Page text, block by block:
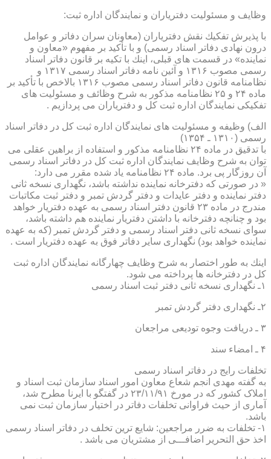
وظایف و مسئولیت دفتریاران و نمایندگان اداره ثبت:
با پذیرش تفكیك نقش دفتریاران (معاونان سران دفاتر و عوامل
درون نهادی دفاتر اسناد رسمی) و با تأكید بر مفهوم «معاون و
نماینده» در قسمت های قبلی، اینك با تكیه بر قانون دفاتر اسناد
رسمی مصوب ۱۳۱۶ و آئین نامه دفاتر اسناد رسمی ۱۳۱۷ و
نظامنامه قانون دفاتر اسناد رسمی مصوب ۱۳۱۶ بالاخص با تأكید بر
ماده ۲۴ و ۲۵ نظامنامه مذكور به شرح وظائف و مسئولیت های
تفكیكی نمایندگان اداره ثبت كل و دفتریاران می پردازیم .
الف) وظیفه و مسئولیت های نمایندگان اداره ثبت كل در دفاتر اسناد
رسمی (۱۳۱۰ ـ ۱۳۵۴)
با تدقیق در ماده ۲۴ نظامنامه مذكور و استفاده از براهین عقلی می
توان به شرح وظایف نمایندگان اداره ثبت كل در دفاتر اسناد رسمی
آن روزگار پی برد. ماده ۲۴ نظامنامه یاد شده مقرر می دارد:
« در صورتی كه دفترخانه نماینده نداشته باشد، نگهداری نسخه ثانی
دفتر نماینده و دفتر عایدات و دفتر گردش تمبر و دفتر ثبت مكاتبات
مندرج در ماده ۲۳ قانون دفتر اسناد رسمی به عهده دفتریار خواهد
بود و چنانچه دفترخانه با داشتن دفتریار نماینده هم داشته باشد،
سوای نسخه ثانی دفتر اسناد رسمی و دفتر گردش تمبر (كه به عهده
نماینده خواهد بود) نگهداری سایر دفاتر فوق به عهده دفتریار است .
اینك به طور اختصار به شرح وظایف چهارگانه نمایندگان اداره ثبت
كل در دفترخانه ها پرداخته می شود.
۱ـ نگهداری نسخه ثانی دفتر ثبت اسناد رسمی
۲ـ نگهداری دفتر گردش تمبر
۳ ـ دریافت وجوه تودیعی مراجعان
۴ ـ امضاء سند
تخلفات رایج در دفاتر اسناد رسمی
به گفته مهدی انجم شعاع معاون امور اسناد سازمان ثبت اسناد و
املاک کشور که در مورخ ۲۳/۱۱/۹۱ در گفتگو با ایرنا مطرح شد،
آماری از حیث فراوانی تخلفات دفاتر در اختیار سازمان ثبت نمی
باشد.
۱- تخلفات به ضرر مراجعین: شایع ترین تخلف در دفاتر اسناد رسمی
اخذ حق التحریر اضافـــی از مشتریان می باشد .